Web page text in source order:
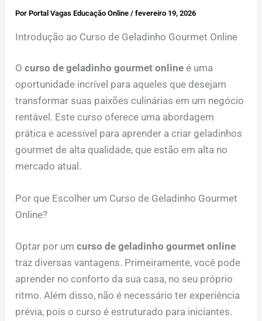
PorPortal Vagas Educação Online/fevereiro 19, 2026
Introdução ao Curso de Geladinho Gourmet Online
Ocurso de geladinho gourmet online é uma
oportunidade incrível para aqueles que desejam
transformar suas paixões culinárias em um negócio
rentável. Este curso oferece uma abordagem
prática e acessível para aprender a criar geladinhos
gourmet de alta qualidade, que estão em alta no
mercado atual.
Por que Escolher um Curso de Geladinho Gourmet
Online?
Optar por umcurso de geladinho gourmet online
traz diversas vantagens. Primeiramente, você pode
aprender no conforto da sua casa, no seu próprio
ritmo. Além disso, não é necessário ter experiência
prévia, pois o curso é estruturado para iniciantes.